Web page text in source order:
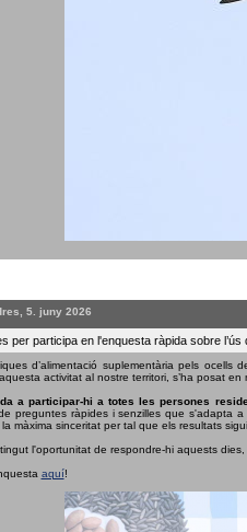
5. juny 2026
per participa en l'enquesta ràpida sobre
d’alimentació suplementària pels
activitat al nostre territori, s’ha posat
a participar-hi a totes les persones
preguntes ràpides i senzilles que s'adapta
màxima sinceritat per tal que els resultats
l'oportunitat de respondre-hi aquests
aquí!